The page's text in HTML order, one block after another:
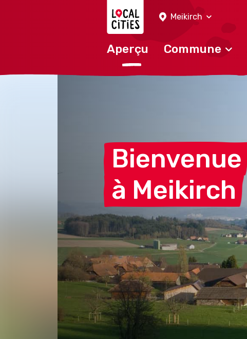
Meikirch
Aperçu Commune
Bienvenue
à Meikirch